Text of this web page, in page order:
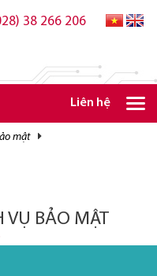
38 266 206
Liên hệ
mật
VỤ BẢO MẬT